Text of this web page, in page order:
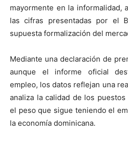
mayormente en la informalidad,
las cifras presentadas por el
supuesta formalización del
Mediante una declaración de
aunque el informe oficial
empleo, los datos reflejan una
analiza la calidad de los
el peso que sigue teniendo el
la economía dominicana.